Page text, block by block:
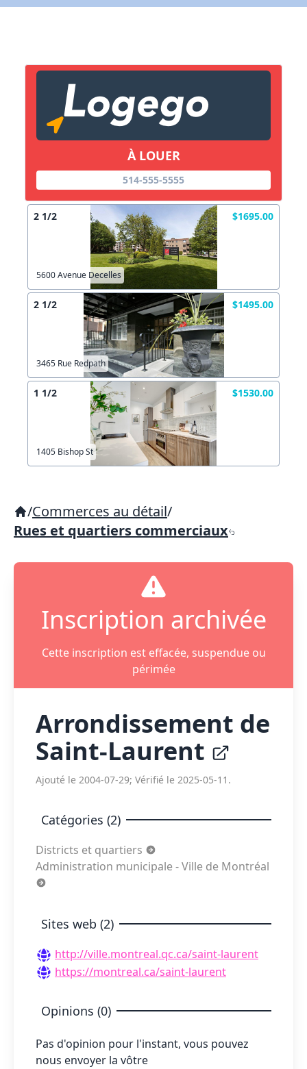
À LOUER
514-555-5555
2 1/2 $1695.00
5600 Avenue Decelles
2 1/2 $1495.00
3465 Rue Redpath
1 1/2 $1530.00
1405 Bishop St
/Commerces au détail/
Rues et quartiers commerciaux
Inscription archivée
Cette inscription est effacée, suspendue ou
périmée
Arrondissement de
Saint-Laurent
Ajouté le 2004-07-29; Vérifié le 2025-05-11.
Catégories (2)
Districts et quartiers
Administration municipale - Ville de Montréal
Sites web (2)
http://ville.montreal.qc.ca/saint-laurent
https://montreal.ca/saint-laurent
Opinions (0)
Pas d'opinion pour l'instant, vous pouvez
nous envoyer la vôtre
Lien vers inscription (sera inclus dans courriel)
Copier lien
X Fermer